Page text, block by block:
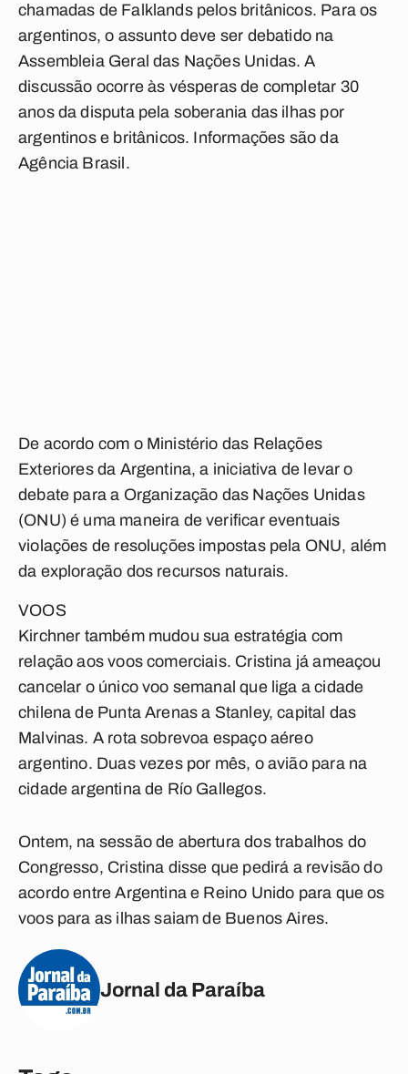
chamadas de Falklands pelos britânicos. Para os
argentinos, o assunto deve ser debatido na
Assembleia Geral das Nações Unidas. A
discussão ocorre às vésperas de completar 30
anos da disputa pela soberania das ilhas por
argentinos e britânicos. Informações são da
Agência Brasil.
De acordo com o Ministério das Relações
Exteriores da Argentina, a iniciativa de levar o
debate para a Organização das Nações Unidas
(ONU) é uma maneira de verificar eventuais
violações de resoluções impostas pela ONU, além
da exploração dos recursos naturais.
VOOS
Kirchner também mudou sua estratégia com
relação aos voos comerciais. Cristina já ameaçou
cancelar o único voo semanal que liga a cidade
chilena de Punta Arenas a Stanley, capital das
Malvinas. A rota sobrevoa espaço aéreo
argentino. Duas vezes por mês, o avião para na
cidade argentina de Río Gallegos.
Ontem, na sessão de abertura dos trabalhos do
Congresso, Cristina disse que pedirá a revisão do
acordo entre Argentina e Reino Unido para que os
voos para as ilhas saiam de Buenos Aires.
Jornal da Paraíba